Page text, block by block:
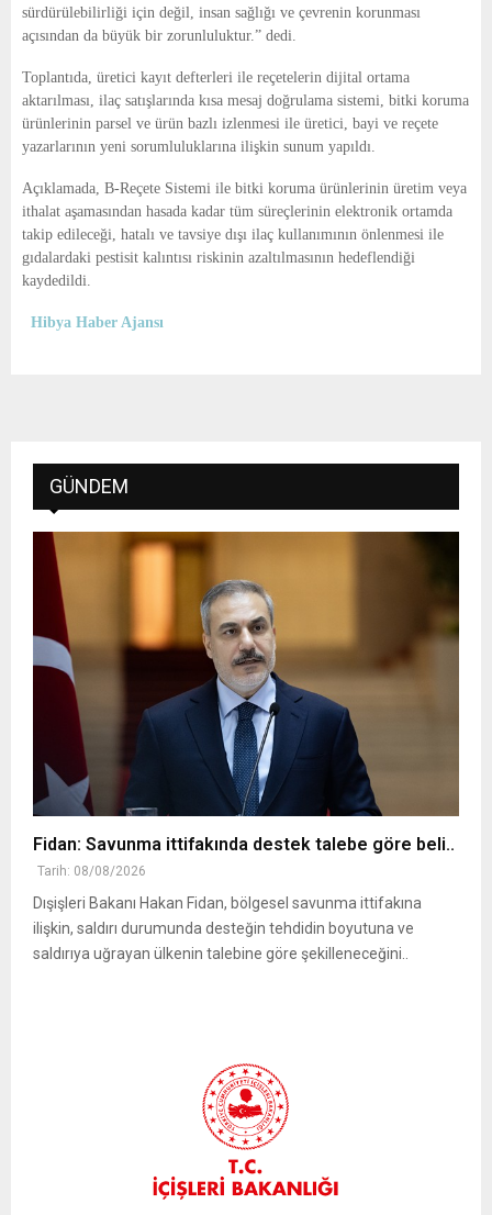
sürdürülebilirliği için değil, insan sağlığı ve çevrenin korunması
açısından da büyük bir zorunluluktur.” dedi.
Toplantıda, üretici kayıt defterleri ile reçetelerin dijital ortama
aktarılması, ilaç satışlarında kısa mesaj doğrulama sistemi, bitki koruma
ürünlerinin parsel ve ürün bazlı izlenmesi ile üretici, bayi ve reçete
yazarlarının yeni sorumluluklarına ilişkin sunum yapıldı.
Açıklamada, B-Reçete Sistemi ile bitki koruma ürünlerinin üretim veya
ithalat aşamasından hasada kadar tüm süreçlerinin elektronik ortamda
takip edileceği, hatalı ve tavsiye dışı ilaç kullanımının önlenmesi ile
gıdalardaki pestisit kalıntısı riskinin azaltılmasının hedeflendiği
kaydedildi.
Hibya Haber Ajansı
GÜNDEM
Fidan: Savunma ittifakında destek talebe göre beli..
Tarih: 08/08/2026
Dışişleri Bakanı Hakan Fidan, bölgesel savunma ittifakına
ilişkin, saldırı durumunda desteğin tehdidin boyutuna ve
saldırıya uğrayan ülkenin talebine göre şekilleneceğini..